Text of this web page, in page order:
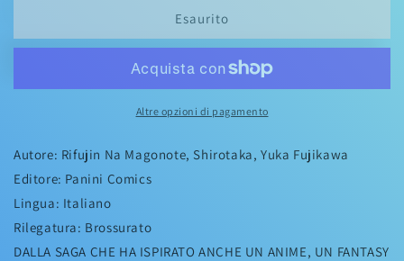
Esaurito
Altre opzioni di pagamento
Autore: Rifujin Na Magonote, Shirotaka, Yuka Fujikawa
Editore: Panini Comics
Lingua: Italiano
Rilegatura: Brossurato
DALLA SAGA CHE HA ISPIRATO ANCHE UN ANIME, UN FANTASY